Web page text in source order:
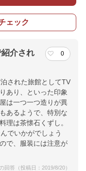
ェック
介され
0
された旅館としてTV
あり、といった印象
は一つ一つ造りが異
あるようで、特別な
理は茶懐石くずし。
でいかがでしょう
で、服装には注意が
回答（投稿日：2019/8/20）